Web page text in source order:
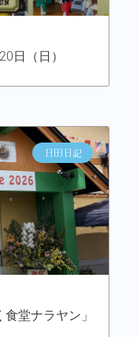
日（日）
日田日記
堂ナラヤン」